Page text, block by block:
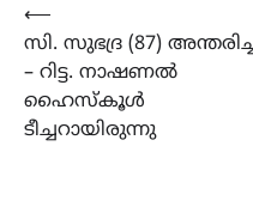
Post
navigation
⟵
സി. സുഭദ്ര (87)
– റിട്ട. നാഷണൽ
ഹൈസ്കൂൾ
ടീച്ചറായിരുന്നു